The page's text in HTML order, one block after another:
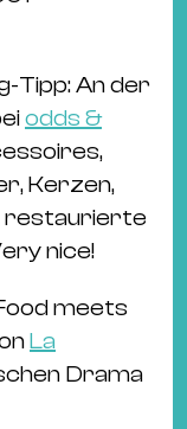
Tipp: An der
odds &
Kerzen,
restaurierte
nice!
meets
La
Drama